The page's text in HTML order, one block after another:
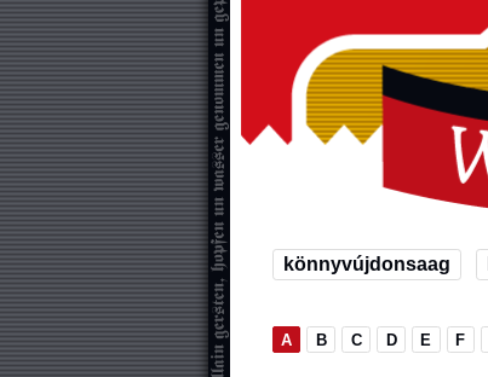
könnyvújdonsaag
A B C D E F